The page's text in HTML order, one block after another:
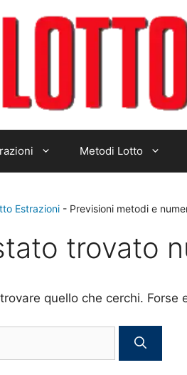
Metodi Lotto
Estrazioni - Previsioni metodi e
trovato
quello che cerchi.